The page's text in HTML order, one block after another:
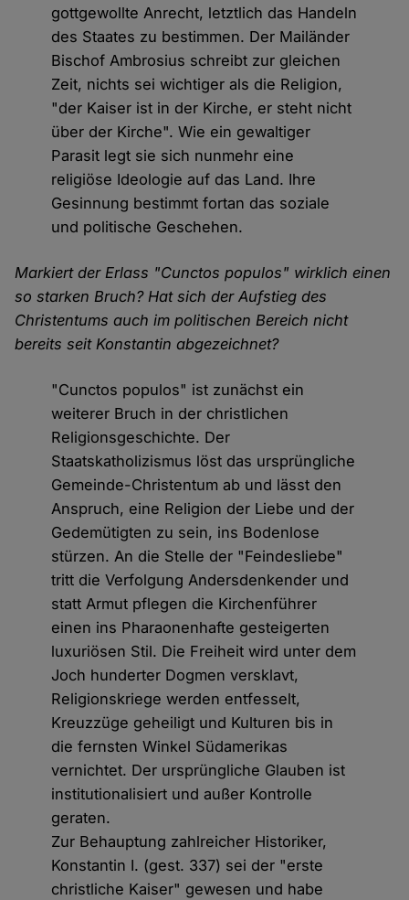
gottgewollte Anrecht, letztlich das Handeln
des Staates zu bestimmen. Der Mailänder
Bischof Ambrosius schreibt zur gleichen
Zeit, nichts sei wichtiger als die Religion,
"der Kaiser ist in der Kirche, er steht nicht
über der Kirche". Wie ein gewaltiger
Parasit legt sie sich nunmehr eine
religiöse Ideologie auf das Land. Ihre
Gesinnung bestimmt fortan das soziale
und politische Geschehen.
Markiert der Erlass "Cunctos populos" wirklich einen
so starken Bruch? Hat sich der Aufstieg des
Christentums auch im politischen Bereich nicht
bereits seit Konstantin abgezeichnet?
"Cunctos populos" ist zunächst ein
weiterer Bruch in der christlichen
Religionsgeschichte. Der
Staatskatholizismus löst das ursprüngliche
Gemeinde-Christentum ab und lässt den
Anspruch, eine Religion der Liebe und der
Gedemütigten zu sein, ins Bodenlose
stürzen. An die Stelle der "Feindesliebe"
tritt die Verfolgung Andersdenkender und
statt Armut pflegen die Kirchenführer
einen ins Pharaonenhafte gesteigerten
luxuriösen Stil. Die Freiheit wird unter dem
Joch hunderter Dogmen versklavt,
Religionskriege werden entfesselt,
Kreuzzüge geheiligt und Kulturen bis in
die fernsten Winkel Südamerikas
vernichtet. Der ursprüngliche Glauben ist
institutionalisiert und außer Kontrolle
geraten.
Zur Behauptung zahlreicher Historiker,
Konstantin I. (gest. 337) sei der "erste
christliche Kaiser" gewesen und habe